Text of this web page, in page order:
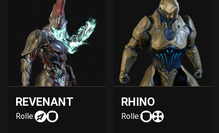
REVENANT
Rolle:
RHINO
Rolle: